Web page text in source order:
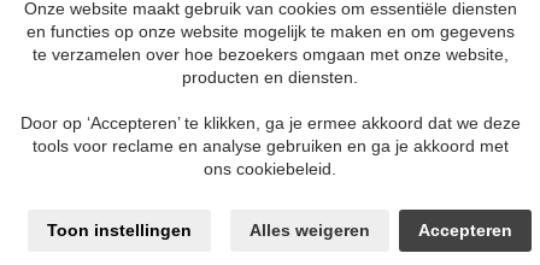
Nieuws & Vacatures
Algemene voorwaarden
Privacy en cookie policy
Sitemap
Onze website maakt gebruik van cookies om essentiële diensten
en functies op onze website mogelijk te maken en om gegevens
te verzamelen over hoe bezoekers omgaan met onze website,
producten en diensten.
Door op ‘Accepteren’ te klikken, ga je ermee akkoord dat we deze
tools voor reclame en analyse gebruiken en ga je akkoord met
ons cookiebeleid.
Toon instellingen Alles weigeren Accepteren